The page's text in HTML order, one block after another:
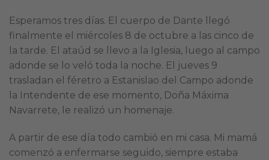
Esperamos tres días. El cuerpo de Dante llegó
finalmente el miércoles 8 de octubre a las cinco de
la tarde. El ataúd se llevo a la Iglesia, luego al campo
adonde se lo veló toda la noche. El jueves 9
trasladan el féretro a Estanislao del Campo adonde
la Intendente de ese momento, Doña Máxima
Navarrete, le realizó un homenaje.
A partir de ese día todo cambió en mi casa. Mi mamá
comenzó a enfermarse seguido, siempre estaba